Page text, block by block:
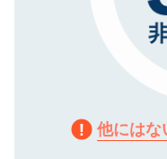
他にはな